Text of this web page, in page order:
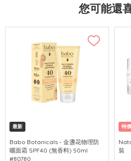
您可能還
最新
Babo Botanicals - 金盞花物理防
曬面霜 SPF40 (無香料) 50ml
#80780
特價
裝